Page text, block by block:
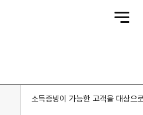
전
체
소득증빙이 가능한 고객을 대상으